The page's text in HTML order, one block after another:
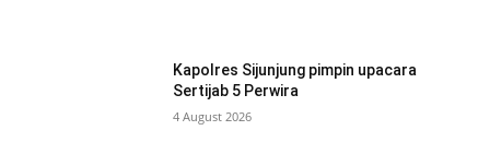
Kapolres Sijunjung pimpin upacara
Sertijab 5 Perwira
4 August 2026